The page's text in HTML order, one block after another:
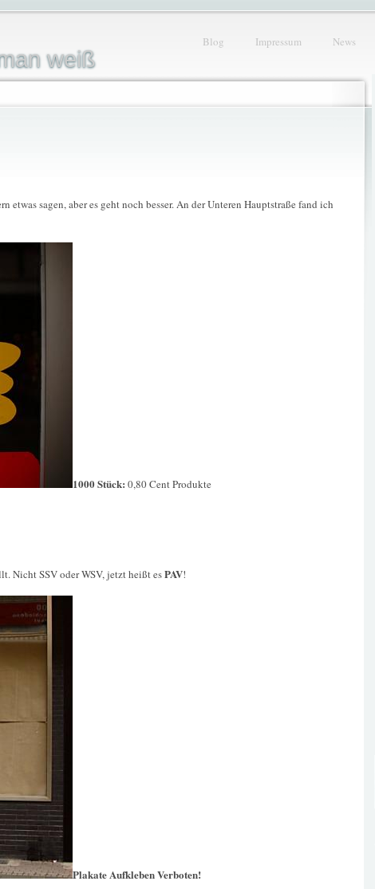
weiß
Blog Impressum News
etwas sagen, aber es geht noch besser. An der Unteren Hauptstraße fand ich
1000 Stück: 0,80 Cent Produkte
Nicht SSV oder WSV, jetzt heißt esPAV!
Plakate Aufkleben Verboten!